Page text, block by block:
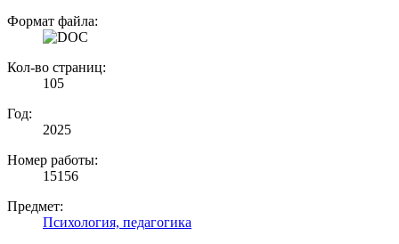
Формат файла:
Кол-во страниц:
105
Год:
2025
Номер работы:
15156
Предмет:
Психология, педагогика